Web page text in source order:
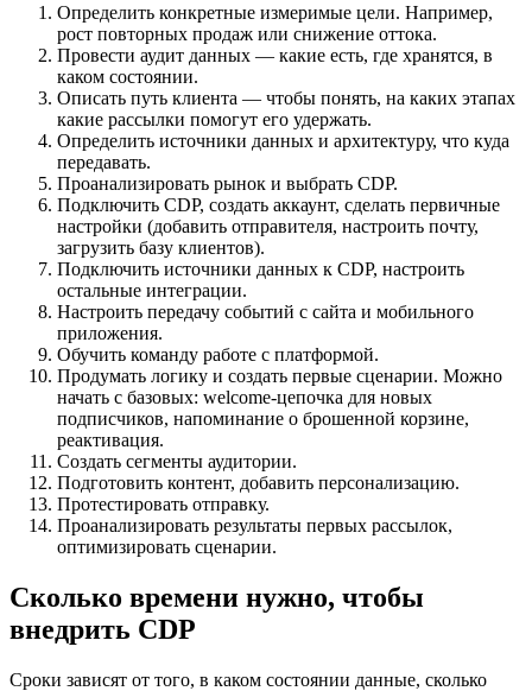
Определить конкретные измеримые цели. Например,
рост повторных продаж или снижение оттока.
Провести аудит данных — какие есть, где хранятся, в
каком состоянии.
Описать путь клиента — чтобы понять, на каких этапах
какие рассылки помогут его удержать.
Определить источники данных и архитектуру, что куда
передавать.
Проанализировать рынок и выбрать CDP.
Подключить CDP, создать аккаунт, сделать первичные
настройки (добавить отправителя, настроить почту,
загрузить базу клиентов).
Подключить источники данных к CDP, настроить
остальные интеграции.
Настроить передачу событий с сайта и мобильного
приложения.
Обучить команду работе с платформой.
Продумать логику и создать первые сценарии. Можно
начать с базовых: welcome-цепочка для новых
подписчиков, напоминание о брошенной корзине,
реактивация.
Создать сегменты аудитории.
Подготовить контент, добавить персонализацию.
Протестировать отправку.
Проанализировать результаты первых рассылок,
оптимизировать сценарии.
Сколько времени нужно, чтобы
внедрить CDP
Сроки зависят от того, в каком состоянии данные, сколько